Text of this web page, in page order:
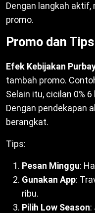
Dengan langkah
promo.
Promo dan
Efek Kebijakan
tambah promo.
Selain itu, cicilan 0%
Dengan pendekapan
berangkat.
Tips:
Pesan Minggu:
Gunakan App:
ribu.
Pilih Low Season: